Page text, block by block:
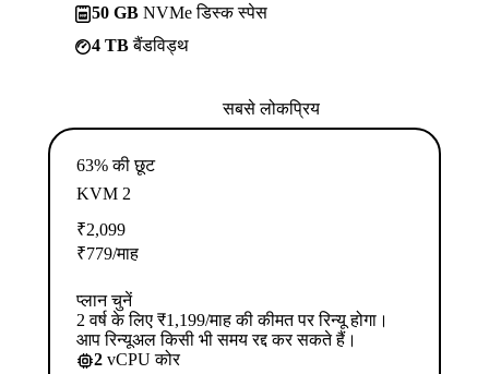
50 GB NVMe डिस्क स्पेस
4 TBबैंडविड्थ
सबसे लोकप्रिय
63% की छूट
KVM 2
₹2,099
₹779/माह
प्लान चुनें
2 वर्ष के लिए ₹1,199/माह की कीमत पर रिन्यू होगा।
आप रिन्यूअल किसी भी समय रद्द कर सकते हैं।
2 vCPU कोर